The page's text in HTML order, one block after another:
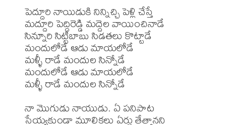
పెద్దూరి నాయిడుకి నిన్నిచ్చి పెళ్లి చేస్తే
మద్దూరి పెద్దిరెడ్డి మద్దెల వాయించినాడే
సిన్నూరి సిట్టిబాబు సిడతలు కొట్టాడే
మందులోడే ఆడు మాయలోడే
మళ్ళీ రాడే మందుల సిన్నోడే
మందులోడే ఆడు మాయలోడే
మళ్ళీ రాడే మందుల సిన్నోడే
నా మొగుడు నాయుడు. ఏ పనిపాట
సేయ్యకుండా మూలికలు ఏర్లు తేత్తానని